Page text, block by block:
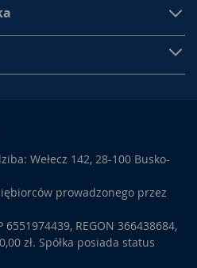
Wełecz 142, 28-100 Busko-
prowadzonego przez
REGON 366438684,
zł. Spółka posiada status